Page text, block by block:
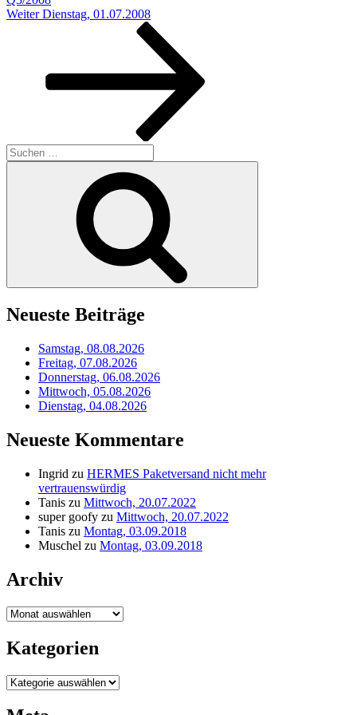
Nächster
Weiter Dienstag, 01.07.2008
Suchen
nach:
Neueste Beiträge
Samstag, 08.08.2026
Freitag, 07.08.2026
Donnerstag, 06.08.2026
Mittwoch, 05.08.2026
Dienstag, 04.08.2026
Neueste Kommentare
Ingrid zu HERMES Paketversand nicht mehr
vertrauenswürdig
Tanis zu Mittwoch, 20.07.2022
super goofy zu Mittwoch, 20.07.2022
Tanis zu Montag, 03.09.2018
Muschel zu Montag, 03.09.2018
Archiv
Archiv
Kategorien
Kategorien